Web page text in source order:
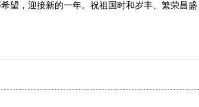
望，迎接新的一年。祝祖国时和岁丰、繁荣昌